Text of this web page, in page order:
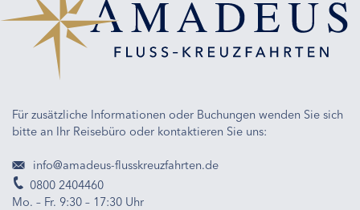
Für zusätzliche Informationen oder Buchungen wenden Sie sich
bitte an Ihr Reisebüro oder kontaktieren Sie uns:
info@amadeus-flusskreuzfahrten.de
0800 2404460
Mo. – Fr. 9:30 – 17:30 Uhr